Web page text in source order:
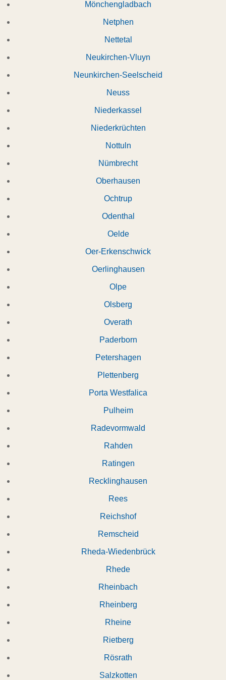
Mönchengladbach
Netphen
Nettetal
Neukirchen-Vluyn
Neunkirchen-Seelscheid
Neuss
Niederkassel
Niederkrüchten
Nottuln
Nümbrecht
Oberhausen
Ochtrup
Odenthal
Oelde
Oer-Erkenschwick
Oerlinghausen
Olpe
Olsberg
Overath
Paderborn
Petershagen
Plettenberg
Porta Westfalica
Pulheim
Radevormwald
Rahden
Ratingen
Recklinghausen
Rees
Reichshof
Remscheid
Rheda-Wiedenbrück
Rhede
Rheinbach
Rheinberg
Rheine
Rietberg
Rösrath
Salzkotten